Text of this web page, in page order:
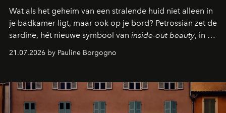
Wat als het geheim van een stralende huid niet alleen in
je badkamer ligt, maar ook op je bord? Petrossian zet de
sardine, hét nieuwe symbool van inside-out beauty, in de
kijker met twee gastronomische creaties.
21.07.2026 by Pauline Borgogno